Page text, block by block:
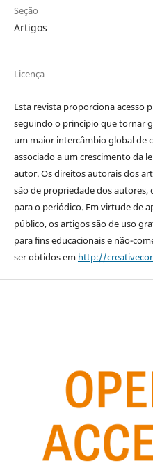
Seção
Artigos
Licença
Esta revista proporciona acesso
seguindo o princípio que tornar
um maior intercâmbio global de
associado a um crescimento da
autor. Os direitos autorais dos
são de propriedade dos
para o periódico. Em virtude de
público, os artigos são de uso
para fins educacionais e não-
ser obtidos em http://